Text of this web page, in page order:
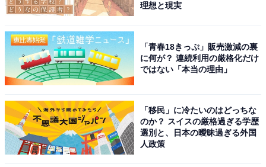
理想と現実
「青春18きっぷ」販売激減の裏
に何が？ 連続利用の厳格化だけ
ではない「本当の理由」
「移民」に冷たいのはどっちな
のか？ スイスの厳格過ぎる学歴
選別と、日本の曖昧過ぎる外国
人政策